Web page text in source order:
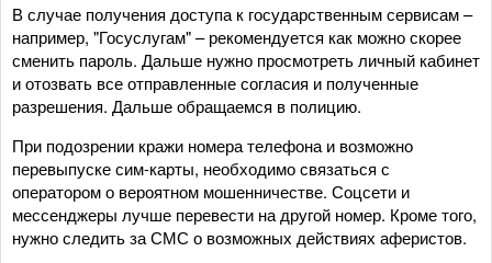
В случае получения доступа к государственным сервисам –
например, "Госуслугам" – рекомендуется как можно скорее
сменить пароль. Дальше нужно просмотреть личный кабинет
и отозвать все отправленные согласия и полученные
разрешения. Дальше обращаемся в полицию.
При подозрении кражи номера телефона и возможно
перевыпуске сим-карты, необходимо связаться с
оператором о вероятном мошенничестве. Соцсети и
мессенджеры лучше перевести на другой номер. Кроме того,
нужно следить за СМС о возможных действиях аферистов.